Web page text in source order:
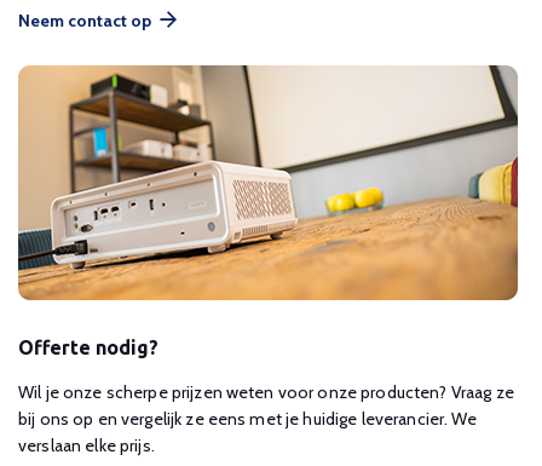
Neem contact op
Offerte nodig?
Wil je onze scherpe prijzen weten voor onze producten? Vraag ze
bij ons op en vergelijk ze eens met je huidige leverancier. We
verslaan elke prijs.